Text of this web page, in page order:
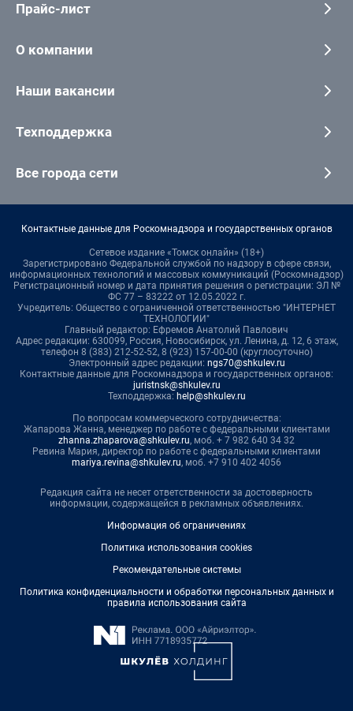
Прайс-лист
О компании
Наши вакансии
Техподдержка
Все города сети
Контактные данные для Роскомнадзора и государственных органов
Сетевое издание «Томск онлайн» (18+)
Зарегистрировано Федеральной службой по надзору в сфере связи,
информационных технологий и массовых коммуникаций (Роскомнадзор)
Регистрационный номер и дата принятия решения о регистрации: ЭЛ №
ФС 77 – 83222 от 12.05.2022 г.
Учредитель: Общество с ограниченной ответственностью "ИНТЕРНЕТ
ТЕХНОЛОГИИ"
Главный редактор: Ефремов Анатолий Павлович
Адрес редакции: 630099, Россия, Новосибирск, ул. Ленина, д. 12, 6 этаж,
телефон 8 (383) 212-52-52, 8 (923) 157-00-00 (круглосуточно)
Электронный адрес редакции: ngs70@shkulev.ru
Контактные данные для Роскомнадзора и государственных органов:
juristnsk@shkulev.ru
Техподдержка: help@shkulev.ru
По вопросам коммерческого сотрудничества:
Жапарова Жанна, менеджер по работе с федеральными клиентами
zhanna.zhaparova@shkulev.ru, моб. + 7 982 640 34 32
Ревина Мария, директор по работе с федеральными клиентами
mariya.revina@shkulev.ru, моб. +7 910 402 4056
Редакция сайта не несет ответственности за достоверность
информации, содержащейся в рекламных объявлениях.
Информация об ограничениях
Политика использования cookies
Рекомендательные системы
Политика конфиденциальности и обработки персональных данных и
правила использования сайта